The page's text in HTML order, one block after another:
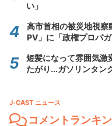
い」
高市首相の被災地視
PV」に「政権プロパ
短髪になって雰囲気激
たがり...ガソリンタン
J-CAST ニュース
コメントランキ